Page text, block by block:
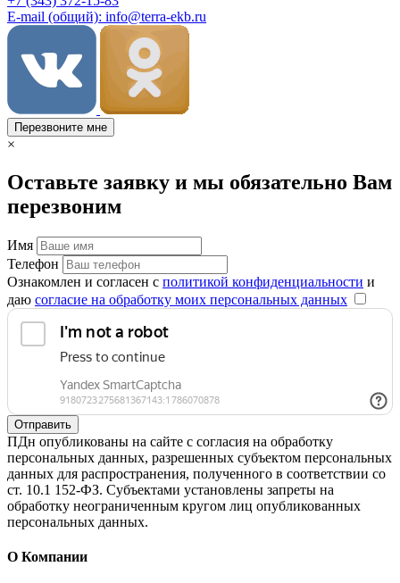
E-mail (общий): info@terra-ekb.ru
Перезвоните мне
×
Оставьте заявку и мы обязательно Вам
перезвоним
Имя
Телефон
Ознакомлен и согласен с политикой конфиденциальности и
даю согласие на обработку моих персональных данных
Отправить
ПДн опубликованы на сайте с согласия на обработку
персональных данных, разрешенных субъектом персональных
данных для распространения, полученного в соответствии со
ст. 10.1 152-ФЗ. Субъектами установлены запреты на
обработку неограниченным кругом лиц опубликованных
персональных данных.
О Компании